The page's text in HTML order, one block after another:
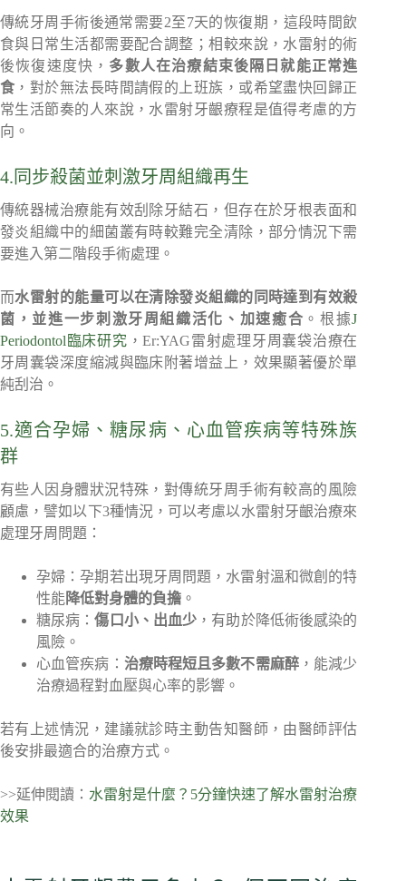
傳統牙周手術後通常需要2至7天的恢復期，這段時間飲
食與日常生活都需要配合調整；相較來說，水雷射的術
後恢復速度快， 多數人在治療結束後隔日就能正常進
食 ，對於無法長時間請假的上班族，或希望盡快回歸正
常生活節奏的人來說，水雷射牙齦療程是值得考慮的方
向。
4.同步殺菌並刺激牙周組織再生
傳統器械治療能有效刮除牙結石，但存在於牙根表面和
發炎組織中的細菌叢有時較難完全清除，部分情況下需
要進入第二階段手術處理。
而水雷射的能量可以在清除發炎組織的同時達到有效殺
菌，並進一步刺激牙周組織活化、加速癒合 。根據J
Periodontol臨床研究 ，Er:YAG雷射處理牙周囊袋治療在
牙周囊袋深度縮減與臨床附著增益上，效果顯著優於單
純刮治。
5.適合孕婦、糖尿病、心血管疾病等特殊族
群
有些人因身體狀況特殊，對傳統牙周手術有較高的風險
顧慮，譬如以下3種情況，可以考慮以水雷射牙齦治療來
處理牙周問題：
孕婦：孕期若出現牙周問題，水雷射溫和微創的特
性能 降低對身體的負擔 。
糖尿病：傷口小、出血少 ，有助於降低術後感染的
風險。
心血管疾病： 治療時程短且多數不需麻醉，能減少
治療過程對血壓與心率的影響。
若有上述情況，建議就診時主動告知醫師，由醫師評估
後安排最適合的治療方式。
>>延伸閱讀： 水雷射是什麼？5分鐘快速了解水雷射治療
效果